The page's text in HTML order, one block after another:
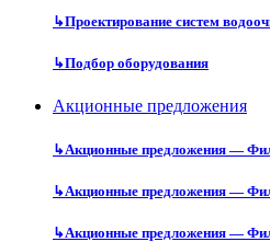
↳Проектирование систем
↳Подбор оборудования
Акционные предложения
↳Акционные предложения —
↳Акционные предложения —
↳Акционные предложения —